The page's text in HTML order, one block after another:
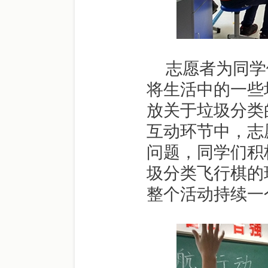
志愿者为同
将生活中的一
放关于垃圾分
互动环节中，
问题，同学们
圾分类飞行棋
整个活动持续